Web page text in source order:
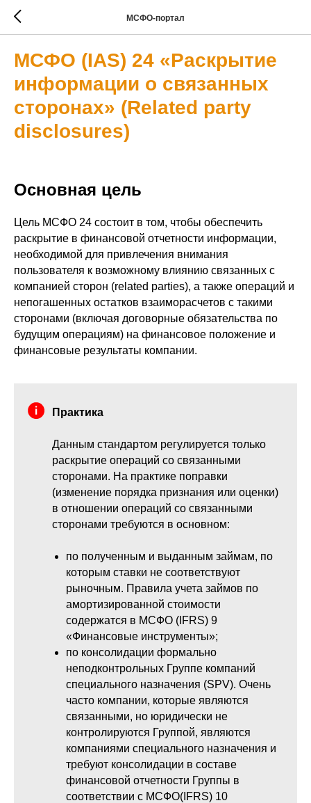
МСФО-портал
МСФО (IAS) 24 «Раскрытие
информации о связанных
сторонах» (Related party
disclosures)
Основная цель
Цель МСФО 24 состоит в том, чтобы обеспечить
раскрытие в финансовой отчетности информации,
необходимой для привлечения внимания
пользователя к возможному влиянию связанных с
компанией сторон (related parties), а также операций и
непогашенных остатков взаиморасчетов с такими
сторонами (включая договорные обязательства по
будущим операциям) на финансовое положение и
финансовые результаты компании.
Практика
Данным стандартом регулируется только
раскрытие операций со связанными
сторонами. На практике поправки
(изменение порядка признания или оценки)
в отношении операций со связанными
сторонами требуются в основном:
по полученным и выданным займам, по
которым ставки не соответствуют
рыночным. Правила учета займов по
амортизированной стоимости
содержатся в МСФО (IFRS) 9
«Финансовые инструменты»;
по консолидации формально
неподконтрольных Группе компаний
специального назначения (SPV). Очень
часто компании, которые являются
связанными, но юридически не
контролируются Группой, являются
компаниями специального назначения и
требуют консолидации в составе
финансовой отчетности Группы в
соответствии с МСФО(IFRS) 10